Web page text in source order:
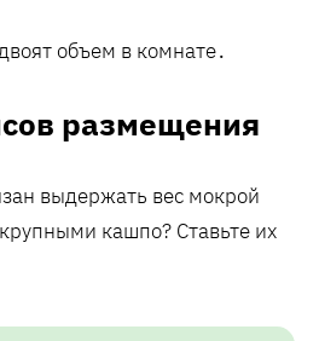
объем в комнате․
размещения
выдержать вес мокрой
кашпо? Ставьте их